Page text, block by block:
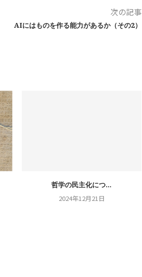
次の記事
AIにはものを作る能力があるか（その2）
哲学の民主化につ...
2024年12月21日